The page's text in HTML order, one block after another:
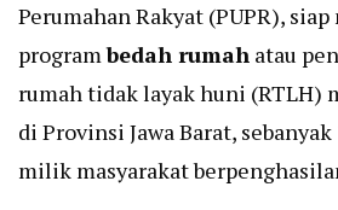
Perumahan Rakyat (PUPR),
programbedah rumah atau
rumah tidak layak huni (RTLH)
di Provinsi Jawa Barat,
milik masyarakat